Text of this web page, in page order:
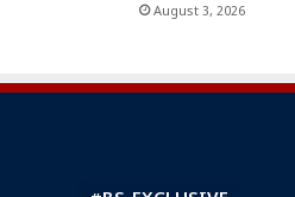
August 3, 2026